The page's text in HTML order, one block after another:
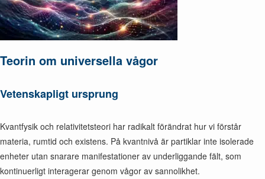
Teorin om universella vågor
Vetenskapligt ursprung
Kvantfysik och relativitetsteori har radikalt förändrat hur vi förstår
materia, rumtid och existens. På kvantnivå är partiklar inte isolerade
enheter utan snarare manifestationer av underliggande fält, som
kontinuerligt interagerar genom vågor av sannolikhet.